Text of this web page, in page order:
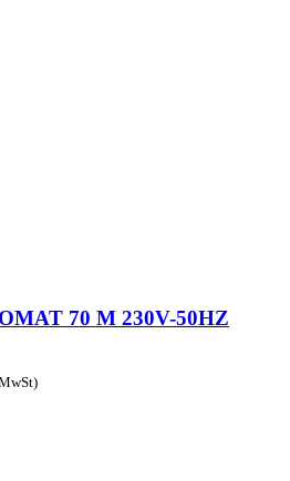
70 M 230V-50HZ